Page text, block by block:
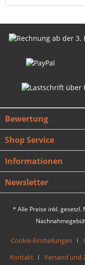
Bewertung
Shop Service
Informationen
Newsletter
* Alle Preise inkl. gesetzl.
Cookie-Einstellungen
Kontakt
Versand und